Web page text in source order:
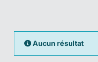
Aucun résultat